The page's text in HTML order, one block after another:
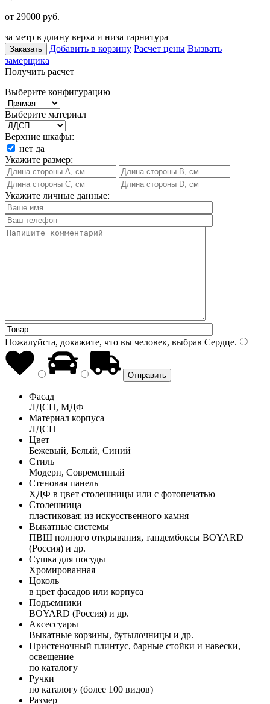
от 29000 руб.
за метр в длину верха и низа гарнитура
Заказать Добавить в корзину Расчет цены Вызвать
замерщика
Получить расчет
Выберите конфигурацию
Выберите материал
Верхние шкафы:
нет да
Укажите размер:
Укажите личные данные:
Пожалуйста, докажите, что вы человек, выбрав Сердце.
Фасад
ЛДСП, МДФ
Материал корпуса
ЛДСП
Цвет
Бежевый, Белый, Синий
Стиль
Модерн, Современный
Стеновая панель
ХДФ в цвет столешницы или с фотопечатью
Столешница
пластиковая; из искусственного камня
Выкатные системы
ПВШ полного открывания, тандембоксы BOYARD
(Россия) и др.
Сушка для посуды
Хромированная
Цоколь
в цвет фасадов или корпуса
Подъемники
BOYARD (Россия) и др.
Аксессуары
Выкатные корзины, бутылочницы и др.
Пристеночный плинтус, барные стойки и навески,
освещение
по каталогу
Ручки
по каталогу (более 100 видов)
Размер